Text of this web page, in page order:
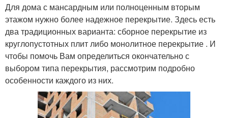
Для дома с мансардным или полноценным вторым
этажом нужно более надежное перекрытие. Здесь есть
два традиционных варианта: сборное перекрытие из
круглопустотных плит либо монолитное перекрытие . И
чтобы помочь Вам определиться окончательно с
выбором типа перекрытия, рассмотрим подробно
особенности каждого из них.